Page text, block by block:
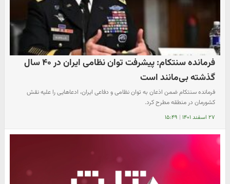
فرمانده سنتکام: پیشرفت توان نظامی ایران در ۴۰ سال
گذشته بی‌مانند است
فرمانده سنتکام ضمن اذعان به توان نظامی و دفاعی ایران، ادعاهایی را علیه نقش
کشورمان در منطقه مطرح کرد.
۲۷ اسفند ۱۴۰۱ | ۱۵:۴۹